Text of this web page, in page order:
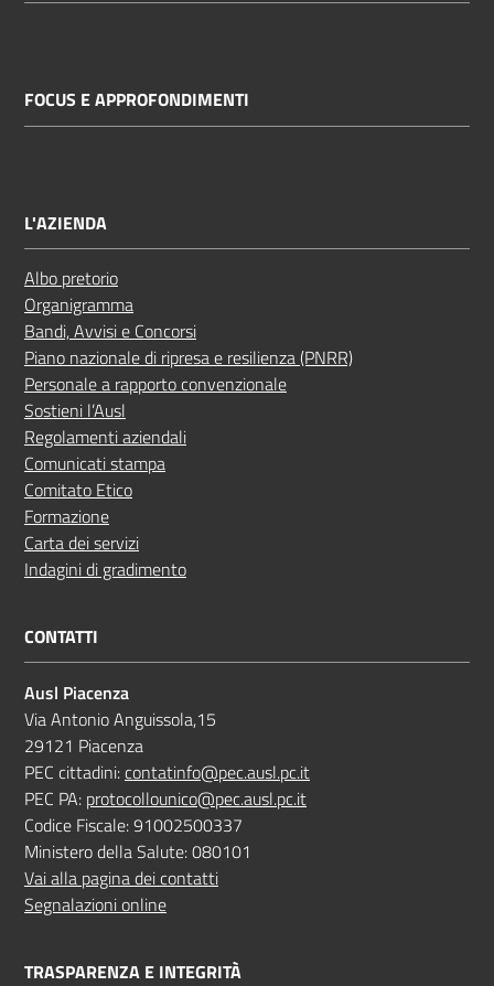
FOCUS E APPROFONDIMENTI
L'AZIENDA
Albo pretorio
Organigramma
Bandi, Avvisi e Concorsi
Piano nazionale di ripresa e resilienza (PNRR)
Personale a rapporto convenzionale
Sostieni l’Ausl
Regolamenti aziendali
Comunicati stampa
Comitato Etico
Formazione
Carta dei servizi
Indagini di gradimento
CONTATTI
Ausl Piacenza
Via Antonio Anguissola,15
29121 Piacenza
PEC cittadini:contatinfo@pec.ausl.pc.it
PEC PA: protocollounico@pec.ausl.pc.it
Codice Fiscale: 91002500337
Ministero della Salute: 080101
Vai alla pagina dei contatti
Segnalazioni online
TRASPARENZA E INTEGRITÀ